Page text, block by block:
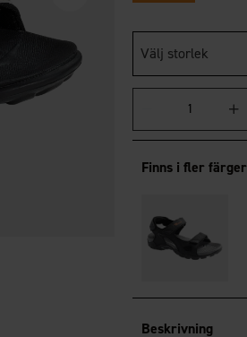
Välj storlek
Finns i fler färger
Beskrivning